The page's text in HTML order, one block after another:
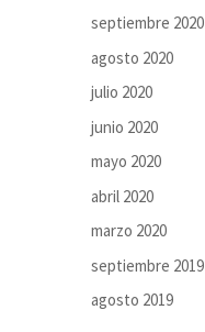
septiembre 2020
agosto 2020
julio 2020
junio 2020
mayo 2020
abril 2020
marzo 2020
septiembre 2019
agosto 2019